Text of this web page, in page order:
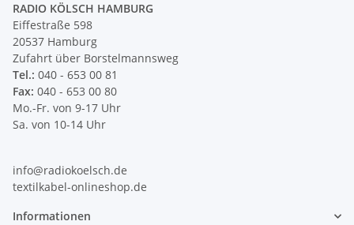
RADIO KÖLSCH HAMBURG
Eiffestraße 598
20537 Hamburg
Zufahrt über Borstelmannsweg
Tel.: 040 - 653 00 81
Fax: 040 - 653 00 80
Mo.-Fr. von 9-17 Uhr
Sa. von 10-14 Uhr
info@radiokoelsch.de
textilkabel-onlineshop.de
Informationen